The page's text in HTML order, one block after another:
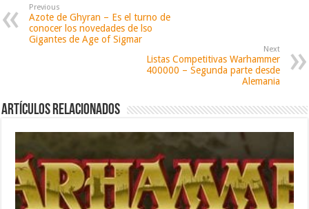
Previous
Azote de Ghyran – Es el turno de
conocer los novedades de lso
Gigantes de Age of Sigmar
Next
Listas Competitivas Warhammer
400000 – Segunda parte desde
Alemania
Artículos relacionados